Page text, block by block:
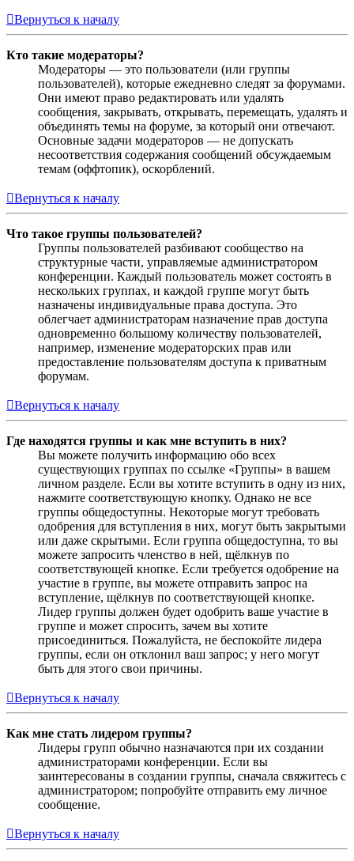
Вернуться к началу
Кто такие модераторы?
Модераторы — это пользователи (или группы
пользователей), которые ежедневно следят за форумами.
Они имеют право редактировать или удалять
сообщения, закрывать, открывать, перемещать, удалять и
объединять темы на форуме, за который они отвечают.
Основные задачи модераторов — не допускать
несоответствия содержания сообщений обсуждаемым
темам (оффтопик), оскорблений.
Вернуться к началу
Что такое группы пользователей?
Группы пользователей разбивают сообщество на
структурные части, управляемые администратором
конференции. Каждый пользователь может состоять в
нескольких группах, и каждой группе могут быть
назначены индивидуальные права доступа. Это
облегчает администраторам назначение прав доступа
одновременно большому количеству пользователей,
например, изменение модераторских прав или
предоставление пользователям доступа к приватным
форумам.
Вернуться к началу
Где находятся группы и как мне вступить в них?
Вы можете получить информацию обо всех
существующих группах по ссылке «Группы» в вашем
личном разделе. Если вы хотите вступить в одну из них,
нажмите соответствующую кнопку. Однако не все
группы общедоступны. Некоторые могут требовать
одобрения для вступления в них, могут быть закрытыми
или даже скрытыми. Если группа общедоступна, то вы
можете запросить членство в ней, щёлкнув по
соответствующей кнопке. Если требуется одобрение на
участие в группе, вы можете отправить запрос на
вступление, щёлкнув по соответствующей кнопке.
Лидер группы должен будет одобрить ваше участие в
группе и может спросить, зачем вы хотите
присоединиться. Пожалуйста, не беспокойте лидера
группы, если он отклонил ваш запрос; у него могут
быть для этого свои причины.
Вернуться к началу
Как мне стать лидером группы?
Лидеры групп обычно назначаются при их создании
администраторами конференции. Если вы
заинтересованы в создании группы, сначала свяжитесь с
администратором; попробуйте отправить ему личное
сообщение.
Вернуться к началу